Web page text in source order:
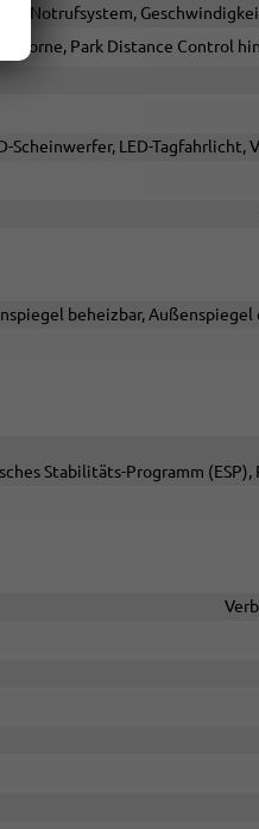
Notrufsystem,
vorne, Park Distance Control
Scheinwerfer, LED-Tagfahrlicht,
beheizbar,
Stabilitäts-Programm